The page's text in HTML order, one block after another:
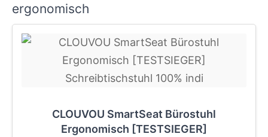
ergonomisch
CLOUVOU SmartSeat Bürostuhl
Ergonomisch [TESTSIEGER]